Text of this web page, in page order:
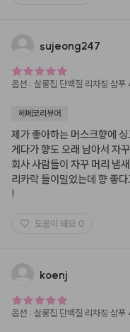
sujeong247
옵션 : 살롱집 단백질 리차징 샴
헤메코리뷰어
제가 좋아하는 머스크향에
게다가 향도 오래 남아서 자
회사 사람들이 자꾸 머리 냄
리카락 들이밀었는데 향 좋
!
도움이 돼요 0
koenj
옵션 : 살롱집 단백질 리차징 샴